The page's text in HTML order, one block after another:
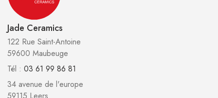
Jade Ceramics
122 Rue Saint-Antoine
59600 Maubeuge
Tél : 03 61 99 86 81
34 avenue de l'europe
59115 Leers